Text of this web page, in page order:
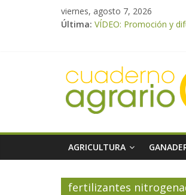
viernes, agosto 7, 2026
Última: VÍDEO: Promoción y
El Ministerio de
ASAJA Almería: las
El Ministerio de
AGRICULTURA
fertilizantes